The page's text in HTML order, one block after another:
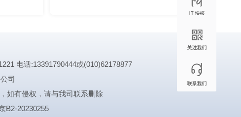
电话:13391790444或(010)62178877
司
如有侵权，请与我司联系删除
B2-20230255